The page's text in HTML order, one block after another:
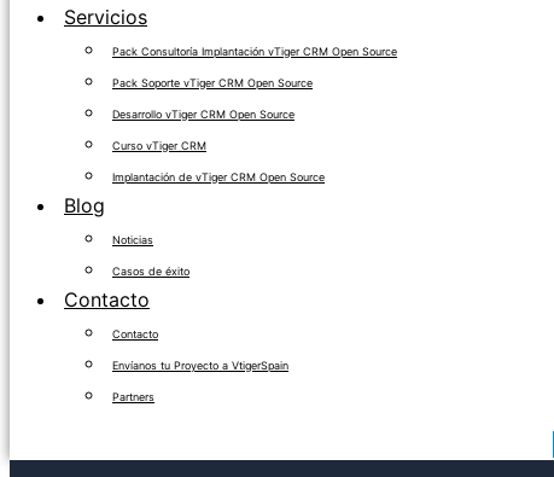
Servicios
Pack Consultoría Implantación vTiger CRM Open Source
Pack Soporte vTiger CRM Open Source
Desarrollo vTiger CRM Open Source
Curso vTiger CRM
Implantación de vTiger CRM Open Source
Blog
Noticias
Casos de éxito
Contacto
Contacto
Envíanos tu Proyecto a VtigerSpain
Partners